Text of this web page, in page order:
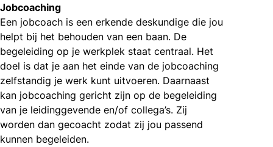
Jobcoaching
Een jobcoach is een erkende deskundige die jou
helpt bij het behouden van een baan. De
begeleiding op je werkplek staat centraal. Het
doel is dat je aan het einde van de jobcoaching
zelfstandig je werk kunt uitvoeren. Daarnaast
kan jobcoaching gericht zijn op de begeleiding
van je leidinggevende en/of collega’s. Zij
worden dan gecoacht zodat zij jou passend
kunnen begeleiden.